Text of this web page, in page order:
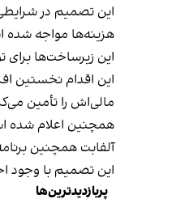
این تصمیم در
هزینه‌ها مواجه
این زیرساخت‌ها
مالی‌اش را تأمین
همچنین اعلام شده است
آلفابت همچنین برنامه دارد در مجموع بین ۱۸۰ تا ۱۹۰ میلیارد دالر در حوزه
این تصمیم با وجود
پربازدیدترین‌ها